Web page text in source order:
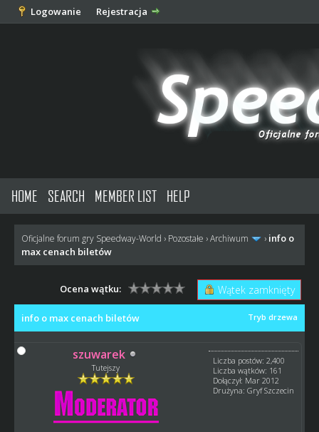
Logowanie Rejestracja
HOME SEARCH MEMBER LIST HELP
Oficjalne forum gry Speedway-World › Pozostałe ›Archiwum › info o
max cenach biletów
Wątek zamknięty
Ocena wątku:
Tryb drzewa
info o max cenach biletów
szuwarek
Tutejszy
Liczba postów: 2,400
Liczba wątków: 161
Dołączył: Mar 2012
Drużyna: Gryf Szczecin